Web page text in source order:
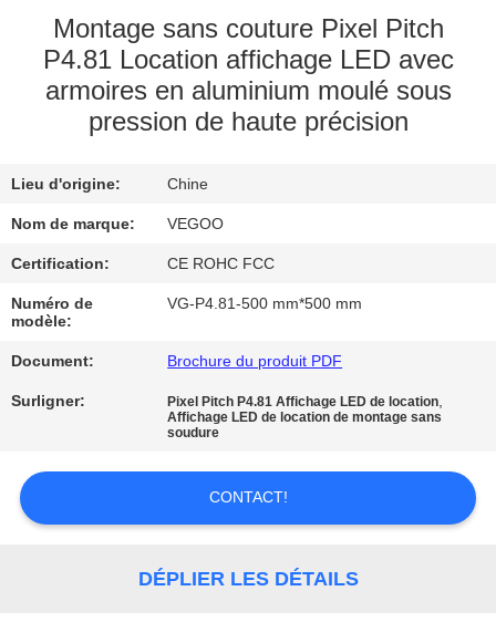
PROPOS
NOUS
DE
L'USINE
CONTRÔLE
LA
QUALITÉ
NOUS
CONTACTER
NOUVELLES
Montage sans couture Pixel Pitch
P4.81 Location affichage LED avec
armoires en aluminium moulé sous
pression de haute précision
Lieu d'origine: Chine
Nom de marque: VEGOO
Certification: CE ROHC FCC
Numéro de
modèle:
VG-P4.81-500 mm*500 mm
Document: Brochure du produit PDF
Surligner: Pixel Pitch P4.81 Affichage LED de location,
Affichage LED de location de montage sans
soudure
CONTACT!
DÉPLIER LES DÉTAILS